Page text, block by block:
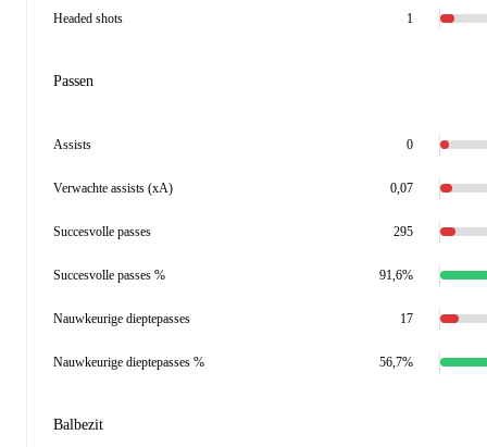
Headed shots 1
Passen
Assists 0
Verwachte assists (xA) 0,07
Succesvolle passes 295
Succesvolle passes % 91,6%
Nauwkeurige dieptepasses 17
Nauwkeurige dieptepasses % 56,7%
Balbezit